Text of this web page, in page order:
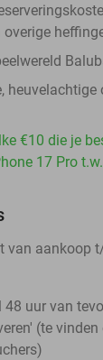
heuvelachtige
€10 die je
17 Pro
van aankoop
48 uur van
(te
)